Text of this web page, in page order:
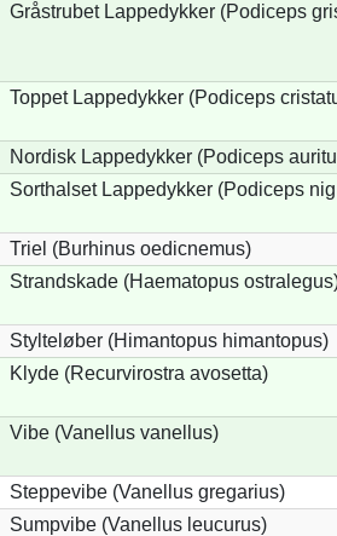
Gråstrubet Lappedykker (Podiceps
Toppet Lappedykker (Podiceps
Nordisk Lappedykker (Podiceps
Sorthalset Lappedykker (Podiceps
Triel (Burhinus oedicnemus)
Strandskade (Haematopus
Stylteløber (Himantopus himantopus)
Klyde (Recurvirostra avosetta)
Vibe (Vanellus vanellus)
Steppevibe (Vanellus gregarius)
Sumpvibe (Vanellus leucurus)